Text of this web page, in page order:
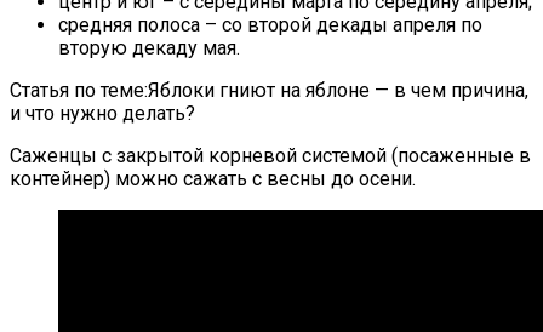
средняя полоса – со второй декады апреля по
вторую декаду мая.
Статья по теме:Яблоки гниют на яблоне — в чем причина,
и что нужно делать?
Саженцы с закрытой корневой системой (посаженные в
контейнер) можно сажать с весны до осени.